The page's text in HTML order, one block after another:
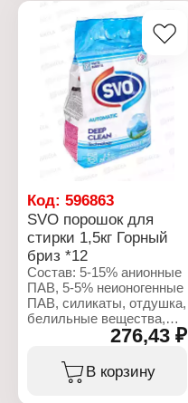
Подходит для всей
семьи. Состав: вода,
лауретсульфат натрия,
кокамидопропилбетаин,
хлорид натрия, кокамид
ДЭА, глицерин, отдушка,
метилхлоризотиазолинон,
метилизотиазолинон,
лимонная кислота,
бензофенон-4,
гексилциннамал, CI
45100, CI 42090, CI
191140
Характеристики:
Бренд: SVO
Тип товара: Мыло
жидкое
Аромат: Кокос + Молоко
Объем: 500 мл
Код: 596863
SVO порошок для
стирки 1,5кг Горный
бриз *12
Состав: 5-15% анионные
ПАВ, 5-5% неионогенные
ПАВ, силикаты, отдушка,
белильные вещества,
Характеристики:
Бренд: SVO
276,43 ₽
В корзину